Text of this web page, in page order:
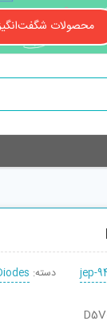
محصولات
jep- دسته: